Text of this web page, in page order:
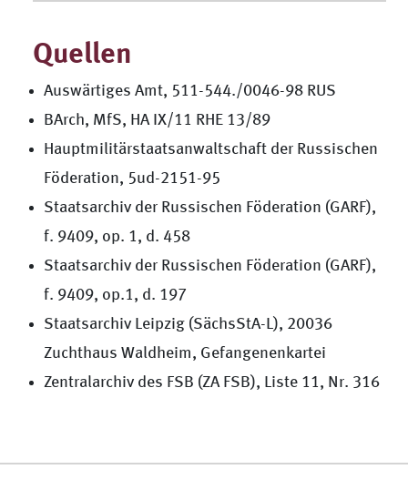
Quellen
Auswärtiges Amt, 511-544./0046-98 RUS
BArch, MfS, HA IX/11 RHE 13/89
Hauptmilitärstaatsanwaltschaft der Russischen
Föderation, 5ud-2151-95
Staatsarchiv der Russischen Föderation (GARF),
f. 9409, op. 1, d. 458
Staatsarchiv der Russischen Föderation (GARF),
f. 9409, op.1, d. 197
Staatsarchiv Leipzig (SächsStA-L), 20036
Zuchthaus Waldheim, Gefangenenkartei
Zentralarchiv des FSB (ZA FSB), Liste 11, Nr. 316